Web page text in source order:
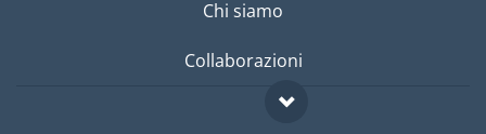
Chi siamo
Collaborazioni